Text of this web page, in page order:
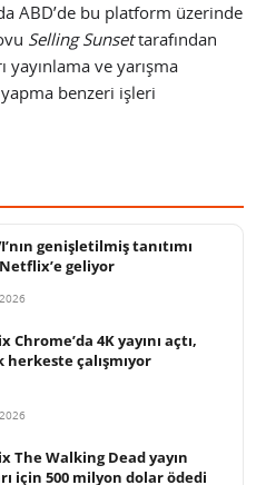
ABD’de bu platform üzerinde
Selling Sunsettarafından
yayınlama ve yarışma
benzeri işleri
genişletilmiş tanıtımı
geliyor
Chrome’da 4K yayını açtı,
herkeste çalışmıyor
The Walking Dead yayın
için 500 milyon dolar ödedi